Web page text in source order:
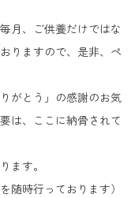
月、ご供養だけではな
りますので、是非、ペ
がとう」の感謝のお気
は、ここに納骨されて
ます。
随時行っております）